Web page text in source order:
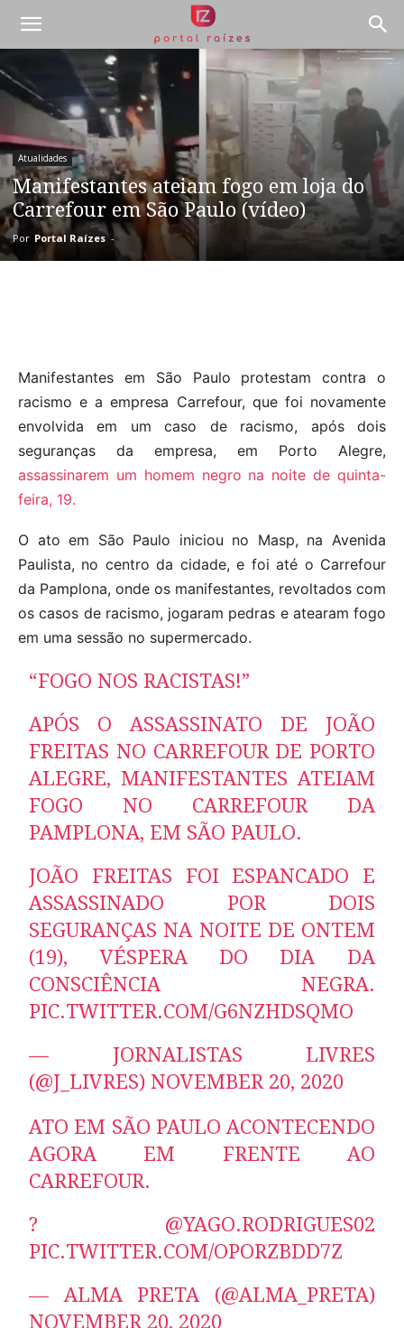
Atualidades
Manifestantes ateiam fogo em loja do
Carrefour em São Paulo (vídeo)
Por Portal Raízes -
Manifestantes em São Paulo protestam contra o
racismo e a empresa Carrefour, que foi novamente
envolvida em um caso de racismo, após dois
seguranças da empresa, em Porto Alegre,
assassinarem um homem negro na noite de quinta-
feira, 19.
O ato em São Paulo iniciou no Masp, na Avenida
Paulista, no centro da cidade, e foi até o Carrefour
da Pamplona, onde os manifestantes, revoltados com
os casos de racismo, jogaram pedras e atearam fogo
em uma sessão no supermercado.
“FOGO NOS RACISTAS!”
APÓS O ASSASSINATO DE JOÃO
FREITAS NO CARREFOUR DE PORTO
ALEGRE, MANIFESTANTES ATEIAM
FOGO NO CARREFOUR DA
PAMPLONA, EM SÃO PAULO.
JOÃO FREITAS FOI ESPANCADO E
ASSASSINADO POR DOIS
SEGURANÇAS NA NOITE DE ONTEM
(19), VÉSPERA DO DIA DA
CONSCIÊNCIA NEGRA.
PIC.TWITTER.COM/G6NZHDSQMO
— JORNALISTAS LIVRES
(@J_LIVRES)NOVEMBER 20, 2020
ATO EM SÃO PAULO ACONTECENDO
AGORA EM FRENTE AO
CARREFOUR.
? @YAGO.RODRIGUES02
PIC.TWITTER.COM/OPORZBDD7Z
— ALMA PRETA (@ALMA_PRETA)
NOVEMBER 20, 2020